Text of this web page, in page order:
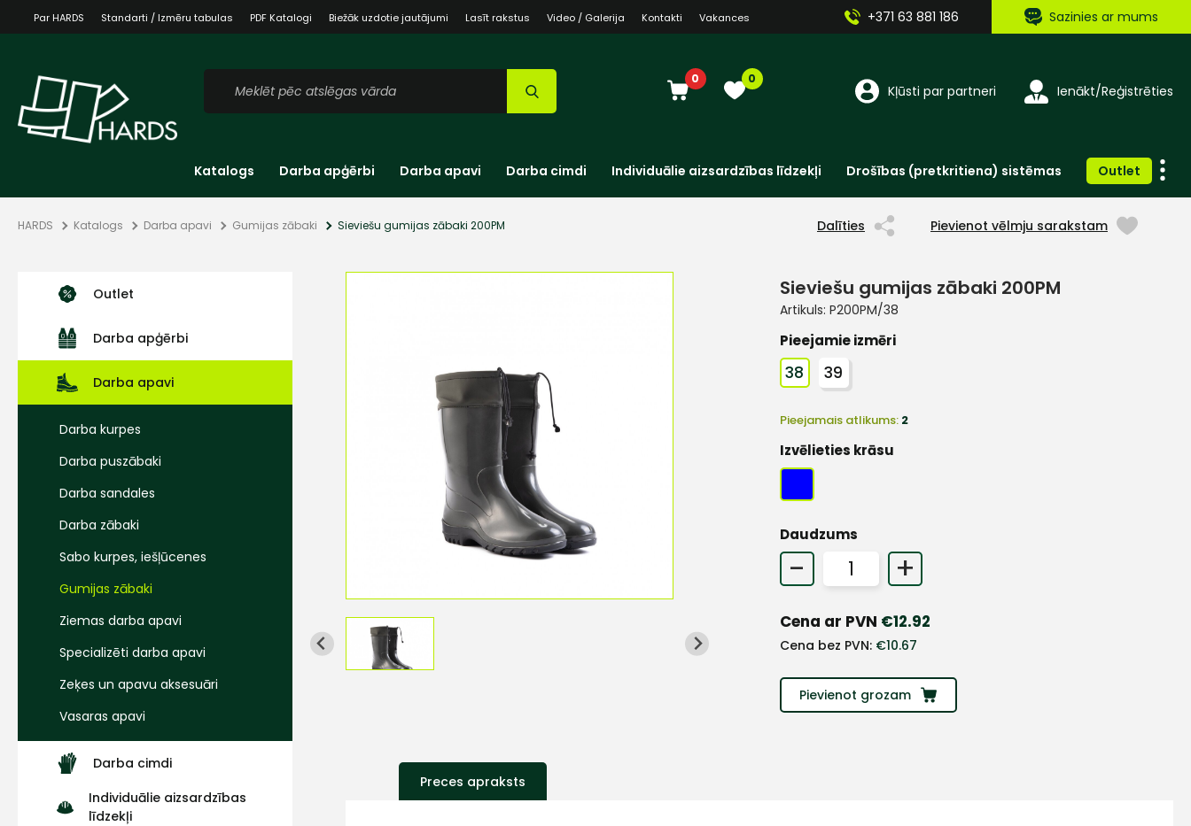
Par HARDS Standarti / Izmēru tabulas PDF Katalogi Biežāk uzdotie jautājumi Lasīt rakstus Video / Galerija Kontakti Vakances +371 63 881 186 Sazinies ar mums
0 0
Kļūsti par partneri Ienākt/Reģistrēties
Katalogs Darba apģērbi Darba apavi Darba cimdi Individuālie aizsardzības līdzekļi Drošības (pretkritiena) sistēmas Outlet
HARDS Katalogs Darba apavi Gumijas zābaki Sieviešu gumijas zābaki 200PM Dalīties Pievienot vēlmju sarakstam
Outlet
Darba apģērbi
Darba apavi
Darba kurpes
Darba puszābaki
Darba sandales
Darba zābaki
Sabo kurpes, iešļūcenes
Gumijas zābaki
Ziemas darba apavi
Specializēti darba apavi
Zeķes un apavu aksesuāri
Vasaras apavi
Darba cimdi
Individuālie aizsardzības
līdzekļi
Sieviešu gumijas zābaki 200PM
Artikuls: P200PM/38
Pieejamie izmēri
38 39
Pieejamais atlikums: 2
Izvēlieties krāsu
Daudzums
- +
Cena ar PVN €12.92
Cena bez PVN: €10.67
Pievienot grozam
Preces apraksts